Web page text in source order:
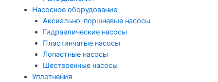
Насосное оборудование
Аксиально-поршневые насосы
Гидравлические насосы
Пластинчатые насосы
Лопастные насосы
Шестеренные насосы
Уплотнения